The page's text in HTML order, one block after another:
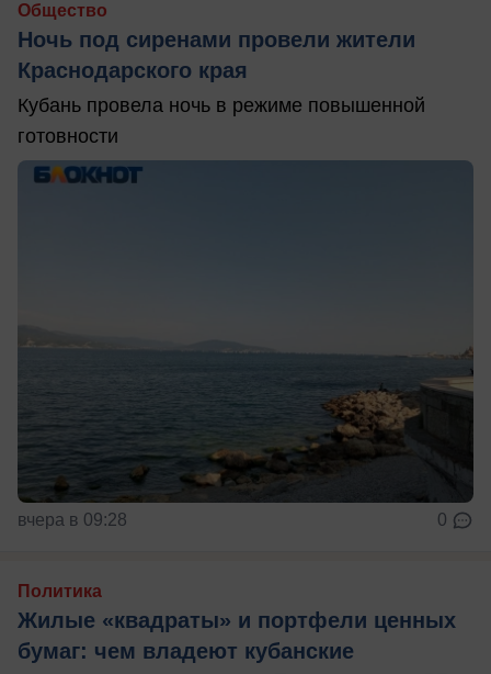
Общество
Ночь под сиренами провели жители
Краснодарского края
Кубань провела ночь в режиме повышенной
готовности
вчера в 09:28 0
Политика
Жилые «квадраты» и портфели ценных
бумаг: чем владеют кубанские